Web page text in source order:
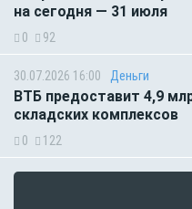
на сегодня — 31 июля
0 92
30.07.2026 16:00 Деньги
ВТБ предоставит 4,9
складских комплексов
0 122